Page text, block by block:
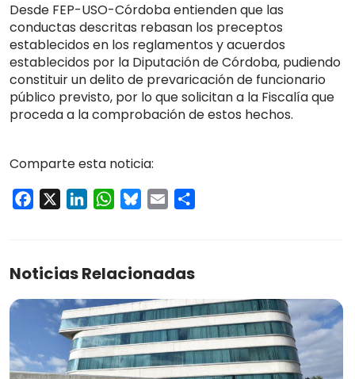
Desde FEP-USO-Córdoba entienden que las
conductas descritas rebasan los preceptos
establecidos en los reglamentos y acuerdos
establecidos por la Diputación de Córdoba, pudiendo
constituir un delito de prevaricación de funcionario
público previsto, por lo que solicitan a la Fiscalía que
proceda a la comprobación de estos hechos.
Comparte esta noticia:
Facebook LinkedInWhatsApp
Bluesky
Email
Noticias Relacionadas